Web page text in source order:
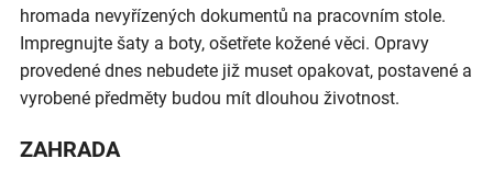
hromada nevyřízených dokumentů na pracovním stole.
Impregnujte šaty a boty, ošetřete kožené věci. Opravy
provedené dnes nebudete již muset opakovat, postavené a
vyrobené předměty budou mít dlouhou životnost.
ZAHRADA